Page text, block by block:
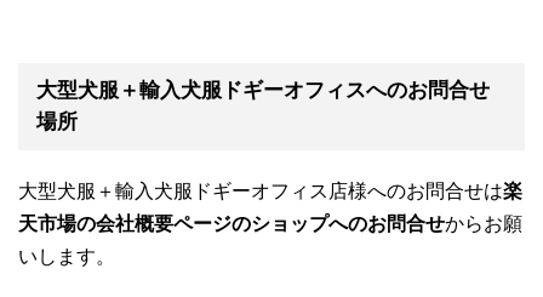
大型犬服＋輸入犬服ドギーオフィスへのお問合せ
場所
大型犬服＋輸入犬服ドギーオフィス店様へのお問合せは楽
天市場の会社概要ページのショップへのお問合せからお願
いします。